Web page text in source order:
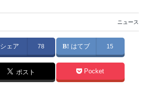
ニュース
シェア 78 はてブ 15
ポスト Pocket